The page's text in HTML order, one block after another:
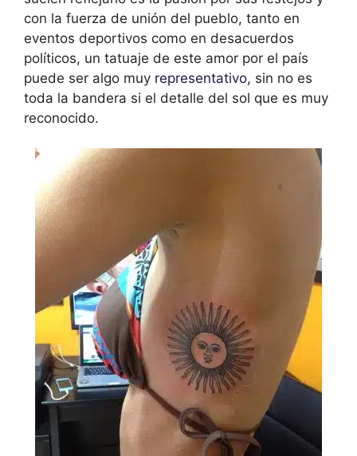
con la fuerza de unión del pueblo, tanto en
eventos deportivos como en desacuerdos
políticos, un tatuaje de este amor por el país
puede ser algo muy representativo, sin no es
toda la bandera si el detalle del sol que es muy
reconocido.